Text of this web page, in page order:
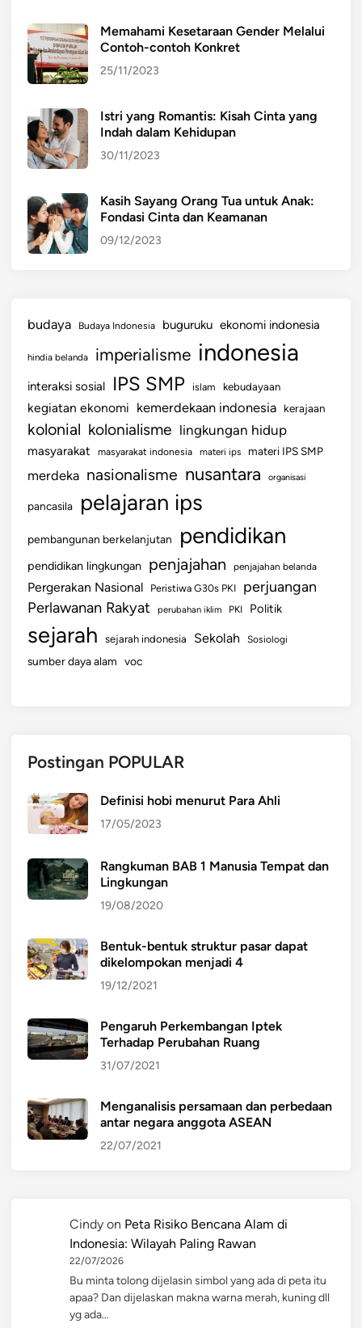
a
t
n
d
n
u
l
y
a
g
o
b
i
s
a
Memahami Kesetaraan Gender Melalui
Contoh-contoh Konkret
25/11/2023
Istri yang Romantis: Kisah Cinta yang
Indah dalam Kehidupan
30/11/2023
Kasih Sayang Orang Tua untuk Anak:
Fondasi Cinta dan Keamanan
09/12/2023
budaya Budaya Indonesia buguruku ekonomi indonesia
hindia belanda imperialisme indonesia
interaksi sosial IPS SMP islam kebudayaan
kegiatan ekonomi kemerdekaan indonesia kerajaan
kolonial kolonialisme lingkungan hidup
masyarakat masyarakat indonesia materi ips materi IPS SMP
merdeka nasionalisme nusantara organisasi
pancasila pelajaran ips
pembangunan berkelanjutan pendidikan
pendidikan lingkungan penjajahan penjajahan belanda
Pergerakan Nasional Peristiwa G30s PKI perjuangan
Perlawanan Rakyat perubahan iklim PKI Politik
sejarah sejarah indonesia Sekolah Sosiologi
sumber daya alam voc
Postingan POPULAR
Definisi hobi menurut Para Ahli
17/05/2023
Rangkuman BAB 1 Manusia Tempat dan
Lingkungan
19/08/2020
Bentuk-bentuk struktur pasar dapat
dikelompokan menjadi 4
19/12/2021
Pengaruh Perkembangan Iptek
Terhadap Perubahan Ruang
31/07/2021
Menganalisis persamaan dan perbedaan
antar negara anggota ASEAN
22/07/2021
Cindy on Peta Risiko Bencana Alam di
Indonesia: Wilayah Paling Rawan
22/07/2026
Bu minta tolong dijelasin simbol yang ada di peta itu
apaa? Dan dijelaskan makna warna merah, kuning dll
yg ada…